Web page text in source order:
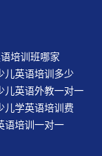
那些朦胧的 零
富生动、语言
所以具有可以
乐，兴奋与满
对他们的成长
一种浪费。父
欢听的儿歌，
培训班哪家
儿英语培训多少
儿英语外教一对一
儿学英语培训费
语培训一对一